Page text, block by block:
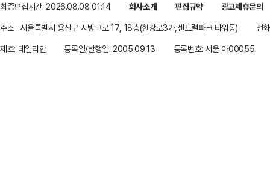
최종편집시간: 2026.08.08 01:14 회사소개 편집규약
광고제휴문의
주소 : 서울특별시 용산구 서빙고로 17, 18층(한강로3가,센트럴파크 타워동)
전
제호: 데일리안
등록일/발행일: 2005.09.13 등록번호: 서울 아00055